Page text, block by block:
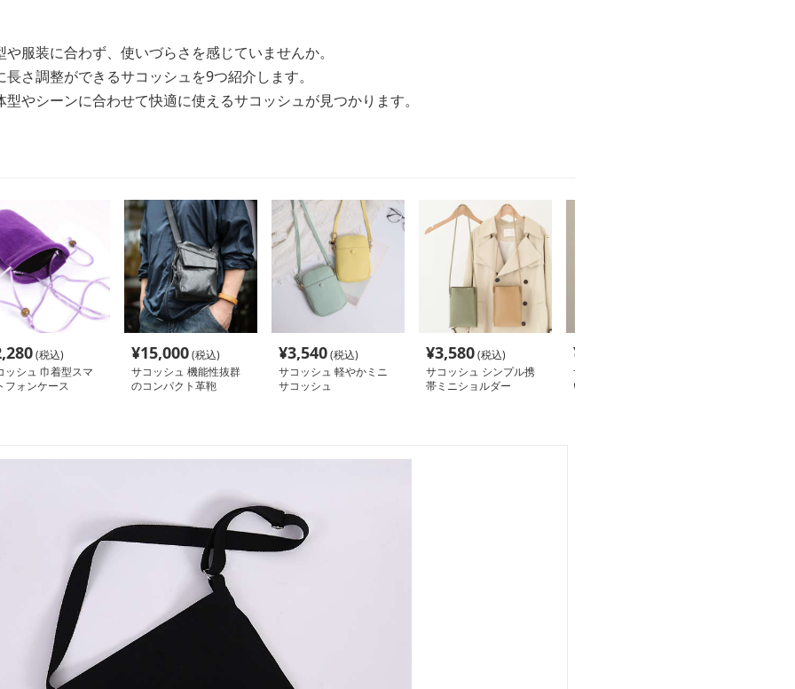
服装に合わず、使いづらさを感じていませんか。
さ調整ができるサコッシュを9つ紹介します。
やシーンに合わせて快適に使えるサコッシュが見つかります。
(税込)
ッシュ 巾着型スマ
フォンケース
¥15,000(税込)
サコッシュ 機能性抜群
のコンパクト革鞄
¥3,540(税込)
サコッシュ 軽やかミニ
サコッシュ
¥3,580(税込)
サコッシュ シンプル携
帯ミニショルダー
¥
サコッシュ 環境に優し
い紙風バッグ